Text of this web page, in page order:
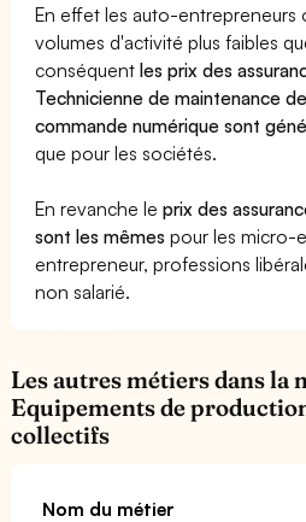
En effet les auto-entrepreneurs
volumes d'activité plus faibles
conséquentles prix des
Technicienne de maintenance
commande numérique sont
que pour les sociétés.
En revanche leprix des
sont les mêmes pour les micro-
entrepreneur, professions
non salarié.
Les autres métiers dans la
Equipements de
collectifs
Nom du métier